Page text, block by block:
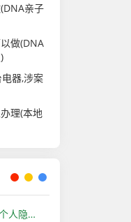
亲子
做(DNA
器,涉案
理(本地
人隐私亲子鉴定